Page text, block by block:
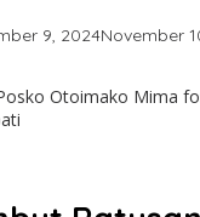
9, 2024November
Otoimako Mima